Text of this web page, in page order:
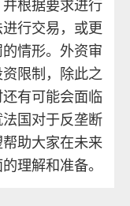
行交易，或更
情形。外资审
限制，除此之
有可能会面临
国对于反垄断
助大家在未来
理解和准备。